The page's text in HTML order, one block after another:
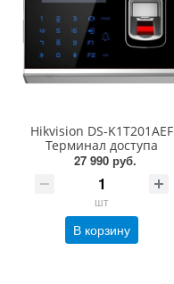
Hikvision DS-K1T201AEF
Терминал доступа
27 990 руб.
шт
В корзину